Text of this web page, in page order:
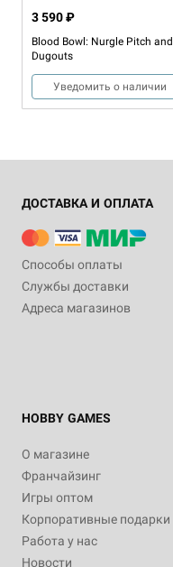
Уведомить о наличии
Blood Bowl: Nurgle Pitch and
Dugouts
3 590 ₽
Уведомить о наличии
12+
1 495 ₽
ДОСТАВКА И ОПЛАТА
Способы оплаты
Службы доставки
Адреса магазинов
HOBBY GAMES
О магазине
Франчайзинг
Игры оптом
Корпоративные подарки
Работа у нас
Новости